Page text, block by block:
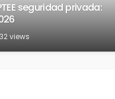
seguridad privada:
views